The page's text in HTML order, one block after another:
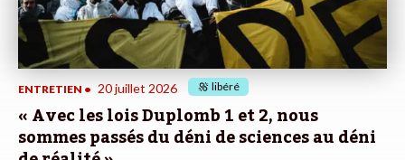
ENTRETIEN • 20 juillet 2026 libéré
« Avec les lois Duplomb 1 et 2, nous
sommes passés du déni de sciences au déni